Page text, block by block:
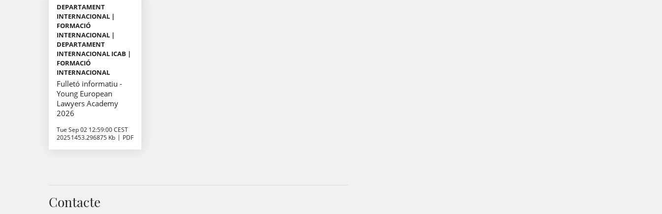
DEPARTAMENT
INTERNACIONAL |
FORMACIÓ
INTERNACIONAL |
DEPARTAMENT
INTERNACIONAL ICAB |
FORMACIÓ
INTERNACIONAL
Fulletó informatiu -
Young European
Lawyers Academy
2026
Tue Sep 02 12:59:00 CEST
20251453.296875 Kb PDF
Contacte